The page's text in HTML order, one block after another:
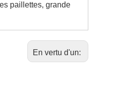
paillettes, grande
En vertu d'un: